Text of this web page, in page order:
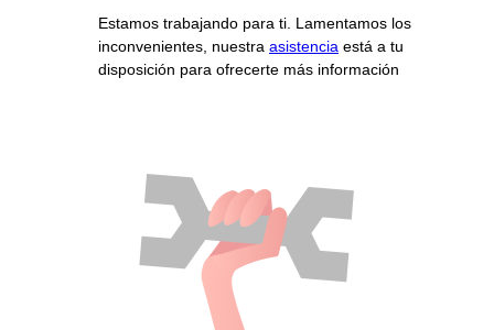
Estamos trabajando para ti. Lamentamos los
inconvenientes, nuestra asistencia está a tu
disposición para ofrecerte más información